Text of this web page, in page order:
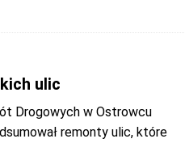
ulic
Drogowych w Ostrowcu
remonty ulic, które